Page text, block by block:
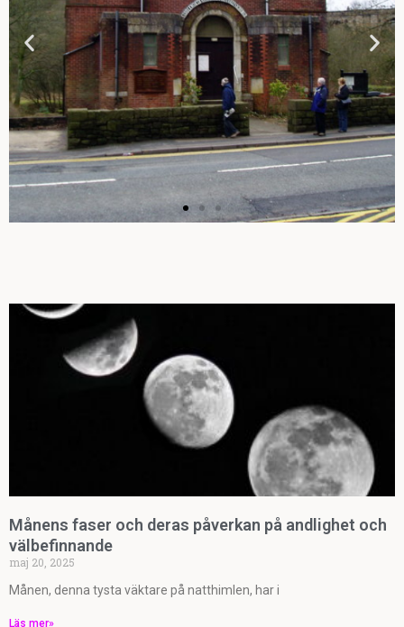
Det finns idag i Sverige och runtom i
världen många spiritistiska och
spiritualistiska kyrkor och föreningar
som...
Klicka här
Månens faser och deras påverkan på andlighet och
välbefinnande
maj 20, 2025
Månen, denna tysta väktare på natthimlen, har i
Läs mer»